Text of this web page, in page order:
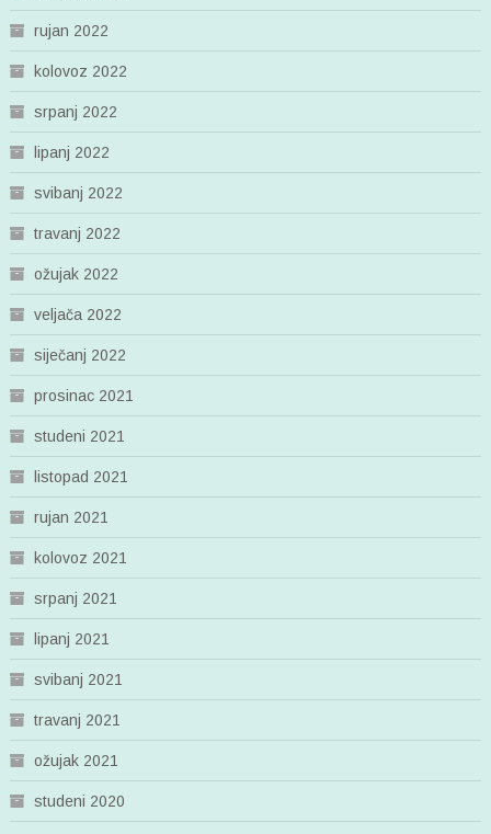
rujan 2022
kolovoz 2022
srpanj 2022
lipanj 2022
svibanj 2022
travanj 2022
ožujak 2022
veljača 2022
siječanj 2022
prosinac 2021
studeni 2021
listopad 2021
rujan 2021
kolovoz 2021
srpanj 2021
lipanj 2021
svibanj 2021
travanj 2021
ožujak 2021
studeni 2020